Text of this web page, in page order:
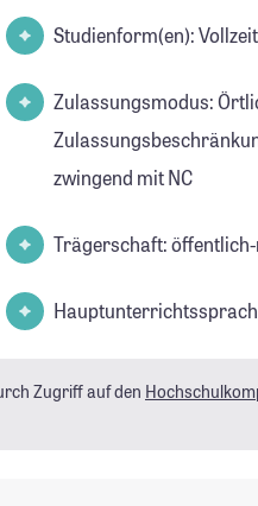
Studienform(en):
Zulassungsmodus:
zwingend mit NC
Trägerschaft:
Zugriff auf den